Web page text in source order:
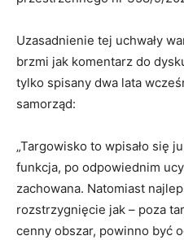
Uzasadnienie tej uchwały
brzmi jak komentarz do
tylko spisany dwa lata
samorząd:
„Targowisko to wpisało się
funkcja, po odpowiednim
zachowana. Natomiast
rozstrzygnięcie jak – poza
cenny obszar, powinno być